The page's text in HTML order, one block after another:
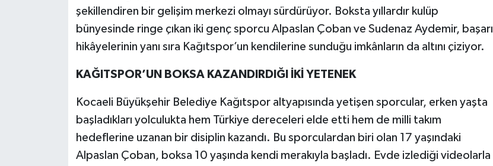
şekillendiren bir gelişim merkezi olmayı sürdürüyor. Boksta yıllardır kulüp
bünyesinde ringe çıkan iki genç sporcu Alpaslan Çoban ve Sudenaz Aydemir, başarı
hikâyelerinin yanı sıra Kağıtspor’un kendilerine sunduğu imkânların da altını çiziyor.
KAĞITSPOR’UN BOKSA KAZANDIRDIĞI İKİ YETENEK
Kocaeli Büyükşehir Belediye Kağıtspor altyapısında yetişen sporcular, erken yaşta
başladıkları yolculukta hem Türkiye dereceleri elde etti hem de milli takım
hedeflerine uzanan bir disiplin kazandı. Bu sporculardan biri olan 17 yaşındaki
Alpaslan Çoban, boksa 10 yaşında kendi merakıyla başladı. Evde izlediği videolarla